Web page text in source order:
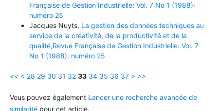
Française de Gestion Industrielle: Vol. 7 No 1 (1988):
numéro 25
Jacques Nuyts, La gestion des données techniques au
service de la créativité, de la productivité et de la
qualité,Revue Française de Gestion Industrielle: Vol. 7
No 1 (1988): numéro 25
<< < 28 29 30 31 32 33 34 35 36 37 > >>
Vous pouvez également Lancer une recherche avancée de
similaritépour cet article.